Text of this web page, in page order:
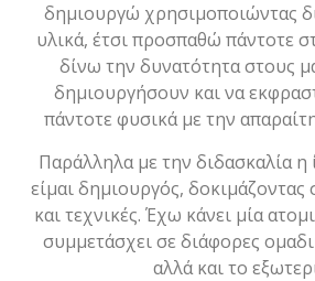
δημιουργώ χρησιμοποιώντας
υλικά, έτσι προσπαθώ πάντοτε
δίνω την δυνατότητα στους
δημιουργήσουν και να
πάντοτε φυσικά με την
Παράλληλα με την διδασκαλία η
είμαι δημιουργός,
και τεχνικές. Έχω κάνει μία
συμμετάσχει σε διάφορες
αλλά και το